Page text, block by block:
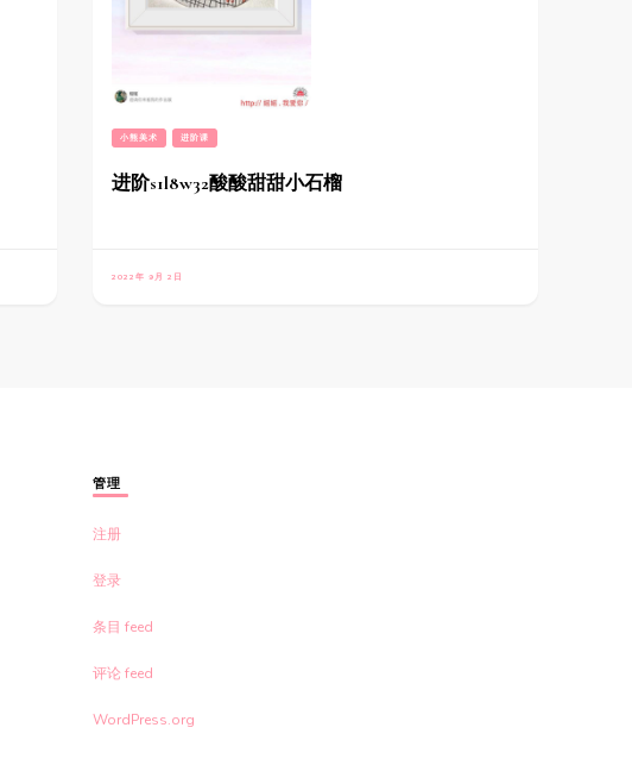
小熊美术 进阶课
进阶s1l8w32酸酸甜甜小石榴
2022年 9月 2日
管理
注册
登录
条目 feed
评论 feed
WordPress.org